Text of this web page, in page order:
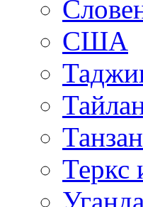
США
Теркс
Уганда